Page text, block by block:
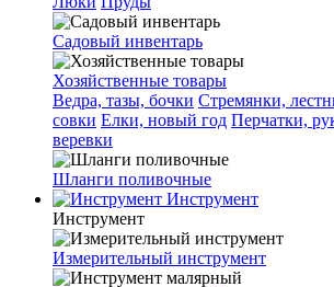
Садовый инвентарь
Хозяйственные товары
Ведра, тазы, бочки Стремянки,
совки Елки, новый год Перчатки,
веревки
Шланги поливочные
Инструмент
Инструмент
Измерительный инструмент